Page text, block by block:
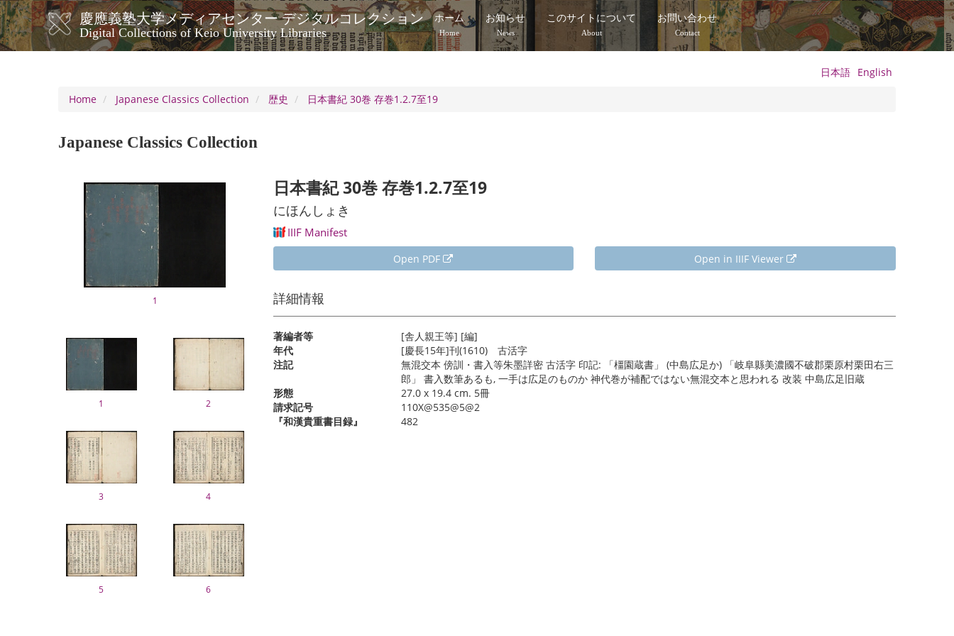
Skip
to
main
content
慶應義塾大学メディアセンター デジタルコレクション
Digital Collections of Keio University Libraries
メ
イ
ビ
シ
ホーム
Home
お知らせ
News
このサイトについて
About
お問い合わせ
Contact
日本語 English
Home
Japanese Classics Collection 歴史 日本書紀 30巻 存巻1.2.7至19
Japanese Classics Collection
1
1 2
3 4
5 6
日本書紀 30巻 存巻1.2.7至19
にほんしょき
IIIF Manifest
Open PDF Open in IIIF Viewer
詳細情報
著編者等
[舎人親王等] [編]
年代
[慶長15年]刊(1610) 古活字
注記
無混交本 傍訓・書入等朱墨詳密 古活字 印記: 「橿園蔵書」 (中島広足か) 「岐阜縣美濃國不破郡栗原村栗田右三
郎」 書入数筆あるも, 一手は広足のものか 神代巻が補配ではない無混交本と思われる 改装 中島広足旧蔵
形態
27.0 x 19.4 cm. 5冊
請求記号
110X@535@5@2
『和漢貴重書目録』
482